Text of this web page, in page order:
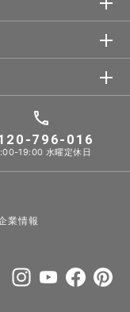
796-016
19:00 水曜定休日
業情報